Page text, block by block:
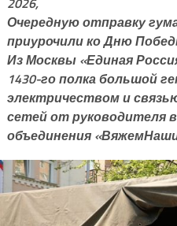
Очередную отправку
приурочили ко Дню
Из Москвы «Единая
1430-го полка большой
электричеством и
сетей от руководителя
объединения